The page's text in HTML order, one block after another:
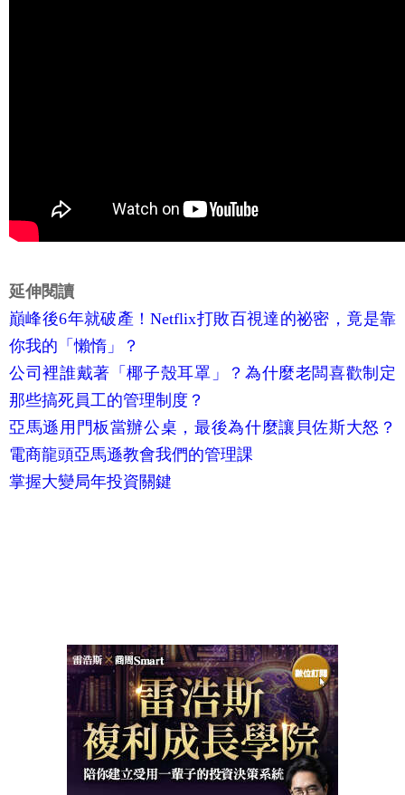
你我的「懶惰」？
公司裡誰戴著「椰子殼耳罩」？為什麼老闆喜歡制定
那些搞死員工的管理制度？
亞馬遜用門板當辦公桌，最後為什麼讓貝佐斯大怒？
電商龍頭亞馬遜教會我們的管理課
掌握大變局年投資關鍵